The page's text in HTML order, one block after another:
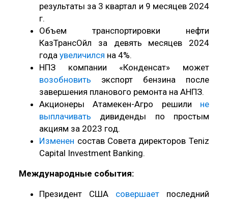
результаты за 3 квартал и 9 месяцев 2024
г.
Объем транспортировки нефти
КазТрансОйл за девять месяцев 2024
годаувеличился на 4%.
НПЗ компании «Конденсат» может
возобновить экспорт бензина после
завершения планового ремонта на АНПЗ.
Акционеры Атамекен-Агро решили не
выплачивать дивиденды по простым
акциям за 2023 год.
Изменен состав Совета директоров Teniz
Capital Investment Banking.
Международные события:
Президент США совершаетпоследний